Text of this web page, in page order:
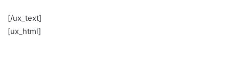
[/ux_text]
[ux_html]